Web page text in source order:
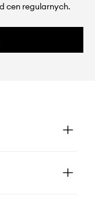
cen regularnych.